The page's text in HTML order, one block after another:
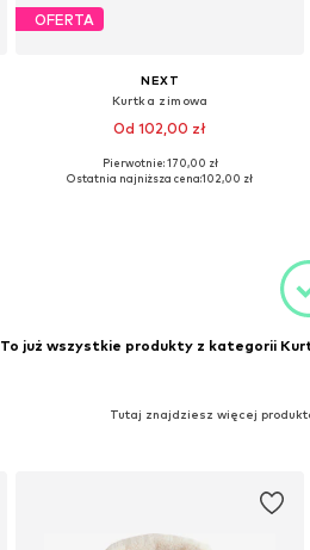
OFERTA
NEXT
Kurtka zimowa
Od 102,00 zł
Dostępne rozmiary: 68, 80, 86, 116
Pierwotnie: 170,00 zł
Ostatnia najniższa cena:102,00 zł
To już wszystkie produkty z kategorii
Tutaj znajdziesz więcej